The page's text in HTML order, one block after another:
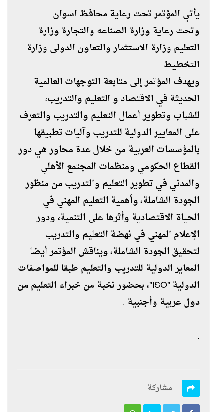
يأتي المؤتمر تحت رعاية محافظ اسوان .
وتحت رعاية وزارة الصناعه والتجارة وزارة
التعليم وزارة الاستثمار والتعاون الدولى وزارة
التخطيط
ويهدف المؤتمر إلى متابعة التوجهات العالمية
الحديثة في الاقتصاد و التعليم والتدريب،
للشباب وتطوير أعمال التعليم والتدريب والتعرف
على المعايير الدولية للتدريب وآليات تطبيقها
بالمؤسسات العربية من خلال عدة محاور هي دور
القطاع الحكومي ومنظمات المجتمع الأهلي
والمدني في تطوير التعليم والتدريب من منظور
الجودة الشاملة، وأهمية التعليم المهني في
الحياة الاقتصادية وأثرها على التنمية، ودور
الإعلام المهني في نهضة التعليم والتدريب
لتحقيق الجودة الشاملة، ويناقش المؤتمر أيضا
المعاير الدولية للتدريب والتعليم طبقا للمواصفات
الدولية "ISO"، بحضور نخبة من خبراء التعليم من
دول عربية وأجنبية .
.
مشاركة